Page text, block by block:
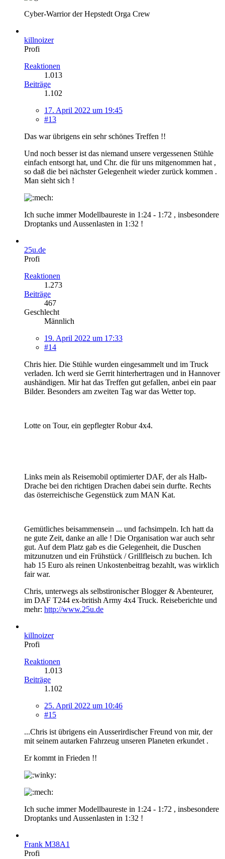
Cyber-Warrior der Hepstedt Orga Crew
killnoizer
Profi
Reaktionen
1.013
Beiträge
1.102
17. April 2022 um 19:45
#13
Das war übrigens ein sehr schönes Treffen !!
Und noch besser ist das niemand unsere vergessenen Stühle
einfach entsorgt hat, und Chr. die für uns mitgenommen hat ,
so daß die bei nächster Gelegenheit wieder zurück kommen .
Man sieht sich !
Ich suche immer Modellbaureste in 1:24 - 1:72 , insbesondere
Droptanks und Aussenlasten in 1:32 !
25u.de
Profi
Reaktionen
1.273
Beiträge
467
Geschlecht
Männlich
19. April 2022 um 17:33
#14
Chris hier. Die Stühle wurden eingesammelt und im Truck
verladen. Ich werd sie Gerrit hinterhertragen und in Hannover
aushändigen. Mir hat das Treffen gut gefallen, anbei ein paar
Bilder. Besonders am zweiten Tag war das Wetter top.
Lotte on Tour, ein gepflegter Robur 4x4.
Links mein als Reisemobil optimierter DAF, der als Halb-
Drache bei den richtigen Drachen dabei sein durfte. Rechts
das österreichische Gegenstück zum MAN Kat.
Gemütliches beisammensein ... und fachsimpeln. Ich hatt da
ne gute Zeit, danke an alle ! Die Organisation war auch sehr
gut. Auf dem Platz gab es die Gelegenheit, die Duschen
mitzunutzen und ein Frühstück / Grillfleisch zu buchen. Ich
hab 15 Euro als reinen Unkostenbeitrag bezahlt, was wirklich
fair war.
Chris, unterwegs als selbstironischer Blogger & Abenteurer,
im DAF T244 ex-british Army 4x4 Truck. Reiseberichte und
mehr: http://www.25u.de
killnoizer
Profi
Reaktionen
1.013
Beiträge
1.102
25. April 2022 um 10:46
#15
...Chris ist übrigens ein Ausserirdischer Freund von mir, der
mit seinem autarken Fahrzeug unseren Planeten erkundet .
Er kommt in Frieden !!
Ich suche immer Modellbaureste in 1:24 - 1:72 , insbesondere
Droptanks und Aussenlasten in 1:32 !
Frank M38A1
Profi